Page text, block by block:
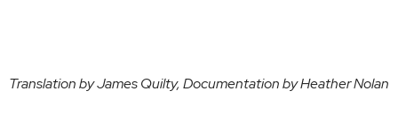
Translation by James Quilty, Documentation by Heather Nolan